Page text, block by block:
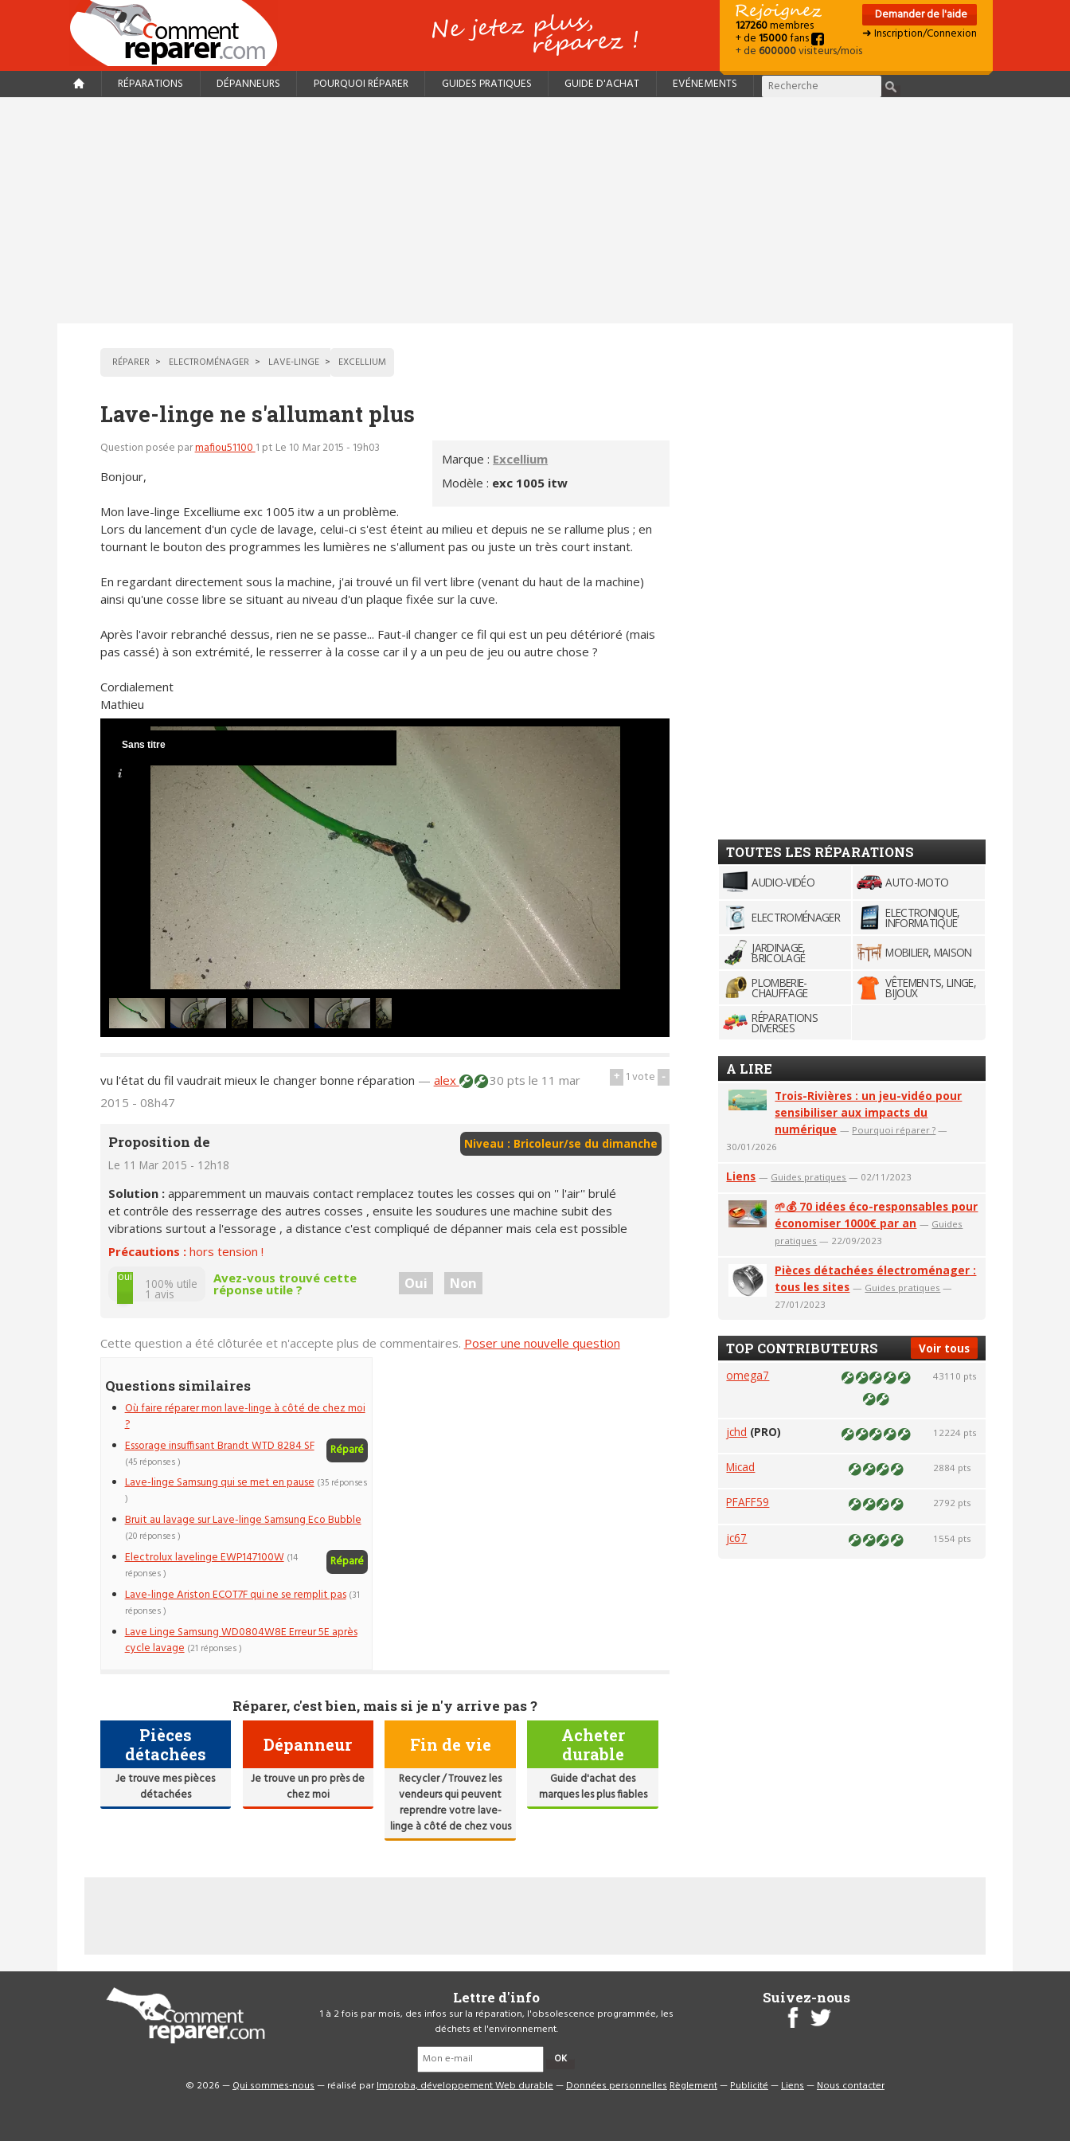
127260membres
+ de15000fans
+ de600000visiteurs/mois
Demander de l'aide
➜ Inscription/Connexion
RÉPARATIONS DÉPANNEURS POURQUOI RÉPARER GUIDES PRATIQUES GUIDE D'ACHAT EVÉNEMENTS
RÉPARER ELECTROMÉNAGER LAVE-LINGE EXCELLIUM
Lave-linge ne s'allumant plus
Marque : Excellium
Modèle : exc 1005 itw
Question posée parmafiou511001 pt Le 10 Mar 2015 - 19h03
Bonjour,
Mon lave-linge Excelliume exc 1005 itw a un problème.
Lors du lancement d'un cycle de lavage, celui-ci s'est éteint au milieu et depuis ne se rallume plus ; en
tournant le bouton des programmes les lumières ne s'allument pas ou juste un très court instant.
En regardant directement sous la machine, j'ai trouvé un fil vert libre (venant du haut de la machine)
ainsi qu'une cosse libre se situant au niveau d'un plaque fixée sur la cuve.
Après l'avoir rebranché dessus, rien ne se passe... Faut-il changer ce fil qui est un peu détérioré (mais
pas cassé) à son extrémité, le resserrer à la cosse car il y a un peu de jeu ou autre chose ?
Cordialement
Mathieu
Sans titre
+ 1vote -
vu l'état du fil vaudrait mieux le changer bonne réparation — alex 30 pts le 11 mar
2015 - 08h47
Niveau : Bricoleur/se du dimanche
Proposition de
Le 11 Mar 2015 - 12h18
Solution : apparemment un mauvais contact remplacez toutes les cosses qui on '' l'air'' brulé
et contrôle des resserrage des autres cosses , ensuite les soudures une machine subit des
vibrations surtout a l'essorage , a distance c'est compliqué de dépanner mais cela est possible
Précautions : hors tension !
non
oui 100% utile
1 avis
Avez-vous trouvé cette
réponse utile ? Oui Non
Cette question a été clôturée et n'accepte plus de commentaires. Poser une nouvelle question
Questions similaires
Où faire réparer mon lave-linge à côté de chez moi
?
Essorage insuffisant Brandt WTD 8284 SF
Réparé
(45 réponses )
Lave-linge Samsung qui se met en pause (35 réponses
)
Bruit au lavage sur Lave-linge Samsung Eco Bubble
(20 réponses )
Electrolux lavelinge EWP147100W Réparé
(14
réponses )
Lave-linge Ariston ECOT7F qui ne se remplit pas (31
réponses )
Lave Linge Samsung WD0804W8E Erreur 5E après
cycle lavage (21 réponses )
Réparer, c'est bien, mais si je n'y arrive pas ?
Pièces
détachées
Je trouve mes pièces
détachées
Dépanneur
Je trouve un pro près de
chez moi
Fin de vie
Recycler / Trouvez les
vendeurs qui peuvent
reprendre votre lave-
linge à côté de chez vous
Acheter
durable
Guide d'achat des
marques les plus fiables
TOUTES LES RÉPARATIONS
AUDIO-VIDÉO AUTO-MOTO
ELECTROMÉNAGER ELECTRONIQUE,
INFORMATIQUE
JARDINAGE,
BRICOLAGE
MOBILIER, MAISON
PLOMBERIE-
CHAUFFAGE
VÊTEMENTS, LINGE,
BIJOUX
RÉPARATIONS
DIVERSES
A LIRE
Trois-Rivières : un jeu-vidéo pour
sensibiliser aux impacts du
numérique — Pourquoi réparer ? —
30/01/2026
Liens — Guides pratiques — 02/11/2023
🌱💰 70 idées éco-responsables pour
économiser 1000€ par an — Guides
pratiques — 22/09/2023
Pièces détachées électroménager :
tous les sites — Guides pratiques —
27/01/2023
Voir tous
TOP CONTRIBUTEURS
omega7 43110 pts
jchd (PRO) 12224 pts
Micad 2884 pts
PFAFF59 2792 pts
jc67 1554 pts
Lettre d'info
1 à 2 fois par mois, des infos sur la réparation, l'obsolescence programmée, les
déchets et l'environnement.
OK
Suivez-nous
© 2026 —Qui sommes-nous— réalisé parImproba, développement Web durable—Données personnellesRèglement—Publicité—Liens—Nous contacter